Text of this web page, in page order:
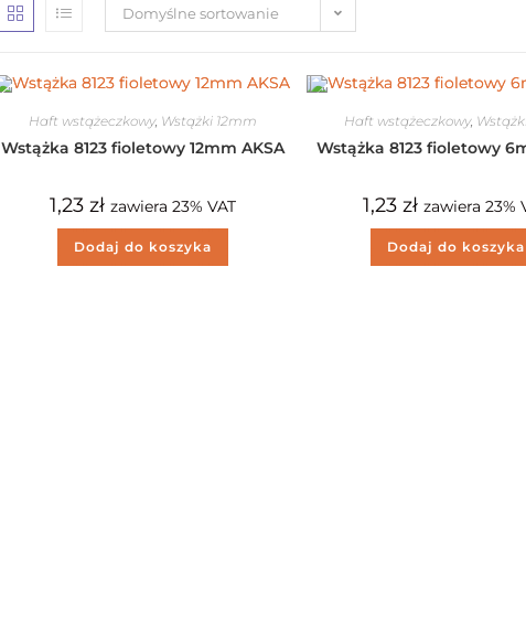
Domyślne sortowanie
Haft wstążeczkowy, Wstążki 12mm
Wstążka 8123 fioletowy 12mm AKSA
1,23 zł zawiera 23% VAT
Dodaj do koszyka
Haft wstążeczkowy,
Wstążka 8123 fioletowy
1,23 zł zawiera 23%
Dodaj do koszyka